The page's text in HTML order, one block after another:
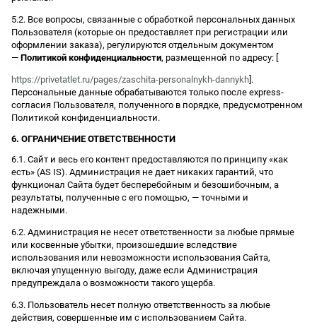
5.2. Все вопросы, связанные с обработкой персональных данных
Пользователя (которые он предоставляет при регистрации или
оформлении заказа), регулируются отдельным документом
— Политикой конфиденциальности, размещенной по адресу: [
https://privetatlet.ru/pages/zaschita-personalnykh-dannykh ].
Персональные данные обрабатываются только после express-
согласия Пользователя, полученного в порядке, предусмотренном
Политикой конфиденциальности.
6. ОГРАНИЧЕНИЕ ОТВЕТСТВЕННОСТИ
6.1. Сайт и весь его контент предоставляются по принципу «как
есть» (AS IS). Администрация не дает никаких гарантий, что
функционал Сайта будет бесперебойным и безошибочным, а
результаты, полученные с его помощью, — точными и
надежными.
6.2. Администрация не несет ответственности за любые прямые
или косвенные убытки, произошедшие вследствие
использования или невозможности использования Сайта,
включая упущенную выгоду, даже если Администрация
предупреждала о возможности такого ущерба.
6.3. Пользователь несет полную ответственность за любые
действия, совершенные им с использованием Сайта.